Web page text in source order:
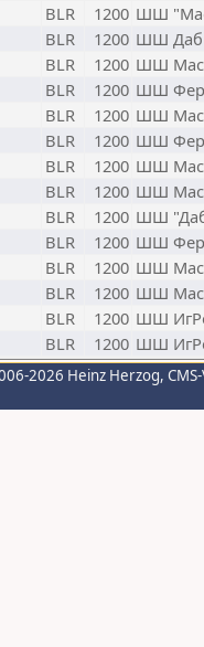
BLR 1200 ШШ
BLR 1200 ШШ
BLR 1200 ШШ
BLR 1200 ШШ
BLR 1200 ШШ
BLR 1200 ШШ
BLR 1200 ШШ
BLR 1200 ШШ
BLR 1200 ШШ
BLR 1200 ШШ
BLR 1200 ШШ
BLR 1200 ШШ
BLR 1200 ШШ
BLR 1200 ШШ
2026 Heinz Herzog,